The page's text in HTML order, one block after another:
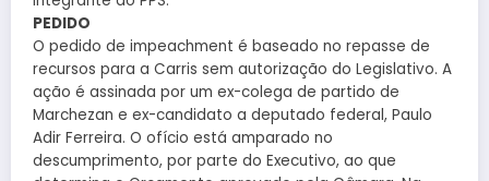
PEDIDO
O pedido de impeachment é baseado no repasse de
recursos para a Carris sem autorização do Legislativo. A
ação é assinada por um ex-colega de partido de
Marchezan e ex-candidato a deputado federal, Paulo
Adir Ferreira. O ofício está amparado no
descumprimento, por parte do Executivo, ao que